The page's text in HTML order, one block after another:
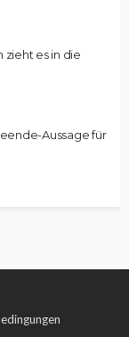
zieht es in die
Aussage für